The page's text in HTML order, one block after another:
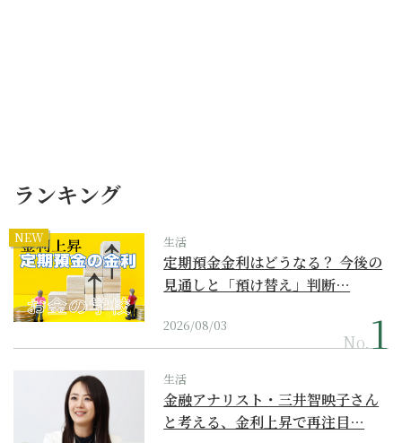
ランキング
NEW 生活
定期預金金利はどうなる？ 今後の
見通しと「預け替え」判断…
2026/08/03
No.
生活
金融アナリスト・三井智映子さん
と考える、金利上昇で再注目…